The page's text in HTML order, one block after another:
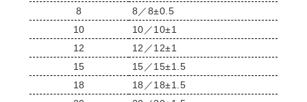
8
8／8±0.5
10
10／10±1
12
12／12±1
15
15／15±1.5
18
18／18±1.5